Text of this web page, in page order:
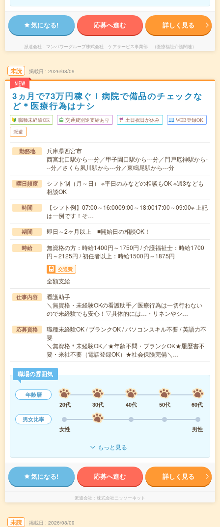
気になる! 応募へ進む 詳しく見る
派遣会社 マンパワーグループ株式会社 ケアサービス事業部 （医療福祉介護関連）
未読
NEW
掲載日 2026/08/09
3ヵ月で73万円稼ぐ！病院で備品のチェックな
ど＊医療行為はナシ
職種未経験OK 交通費別途支給あり 土日祝日が休み WEB登録OK
派遣
勤務地
兵庫県西宮市
西宮北口駅から---分／甲子園口駅から---分／門戸厄神駅から-
--分／さくら夙川駅から---分／東鳴尾駅から---分
曜日頻度
シフト制（月～日） ※平日のみなどの相談もOK ※週3なども
相談OK
時間
【シフト例】07:00～16:0009:00～18:0017:00～09:00※ 上記
は一例です！そ…
期間 即日～2ヶ月以上 ■開始日の相談OK！
時給
無資格の方：時給1400円～1750円 / 介護福祉士：時給1700
円～2125円 / 初任者以上：時給1500円～1875円
交通費
全額支給
仕事内容
看護助手
＼無資格・未経験OKの看護助手／医療行為は一切行わない
ので未経験でも安心！▽具体的には…・リネンやシ…
応募資格
職種未経験OK / ブランクOK / パソコンスキル不要 / 英語力不
要
＼無資格＊未経験OK／★年齢不問・ブランクOK★履歴書不
要・来社不要（電話登録OK）★社会保険完備＼…
職場の雰囲気
年齢層
20代
30代 40代 50代
60代
男女比率
女性
男性
もっと見る
気になる! 応募へ進む 詳しく見る
派遣会社 株式会社ニッソーネット
未読 掲載日 2026/08/09